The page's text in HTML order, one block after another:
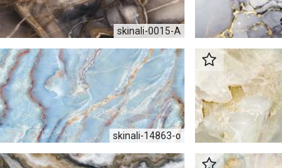
skinali-0015-А
skinali-14863-o